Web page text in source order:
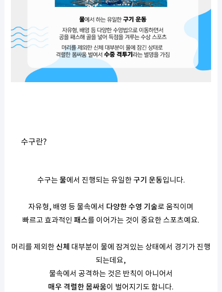
수구란?
수구는 물에서 진행되는 유일한구기 운동입니다.
자유형, 배영 등 물속에서 다양한 수영 기술로 움직이며
빠르고 효과적인패스를 이어가는 것이 중요한 스포츠예요.
머리를 제외한 신체 대부분이 물에 잠겨있는 상태에서 경기가 진행
되는데요,
물속에서 공격하는 것은 반칙이 아니어서
매우 격렬한 몸싸움이 벌어지기도 합니다.